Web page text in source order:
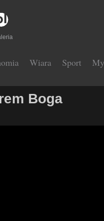
Wiara Sport
Boga